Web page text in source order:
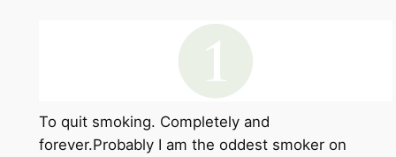
To quit smoking. Completely and
forever.Probably I am the oddest smoker on